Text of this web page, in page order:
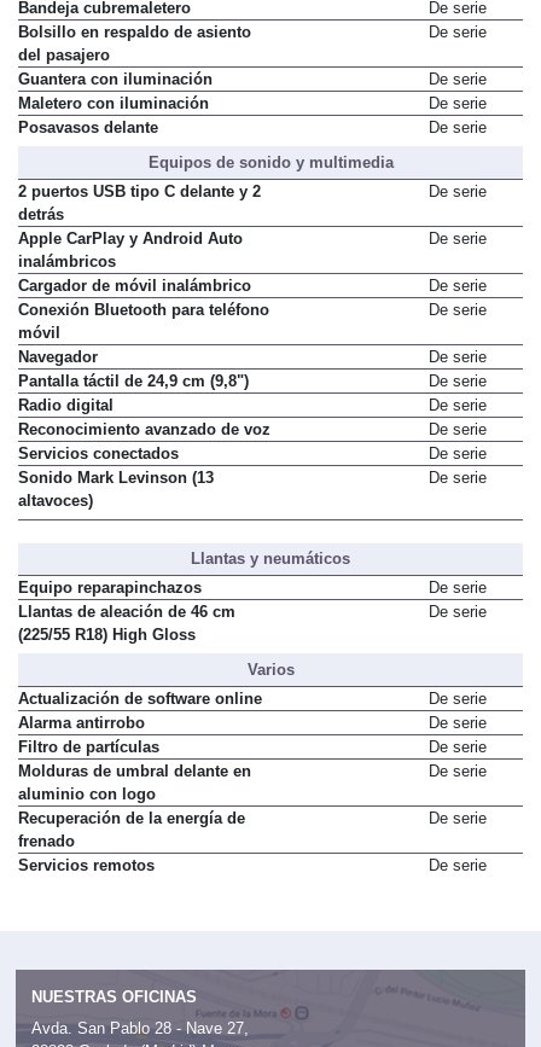
Bandeja cubremaletero
De serie
Bolsillo en respaldo de asiento
del pasajero
De serie
Guantera con iluminación
De serie
Maletero con iluminación
De serie
Posavasos delante
De serie
Equipos de sonido y multimedia
2 puertos USB tipo C delante y 2
detrás
De serie
Apple CarPlay y Android Auto
inalámbricos
De serie
Cargador de móvil inalámbrico
De serie
Conexión Bluetooth para teléfono
móvil
De serie
Navegador
De serie
Pantalla táctil de 24,9 cm (9,8")
De serie
Radio digital
De serie
Reconocimiento avanzado de voz
De serie
Servicios conectados
De serie
Sonido Mark Levinson (13
altavoces)
De serie
Llantas y neumáticos
Equipo reparapinchazos
De serie
Llantas de aleación de 46 cm
(225/55 R18) High Gloss
De serie
Varios
Actualización de software online
De serie
Alarma antirrobo
De serie
Filtro de partículas
De serie
Molduras de umbral delante en
aluminio con logo
De serie
Recuperación de la energía de
frenado
De serie
Servicios remotos De serie
NUESTRAS OFICINAS
Avda. San Pablo 28 - Nave 27,